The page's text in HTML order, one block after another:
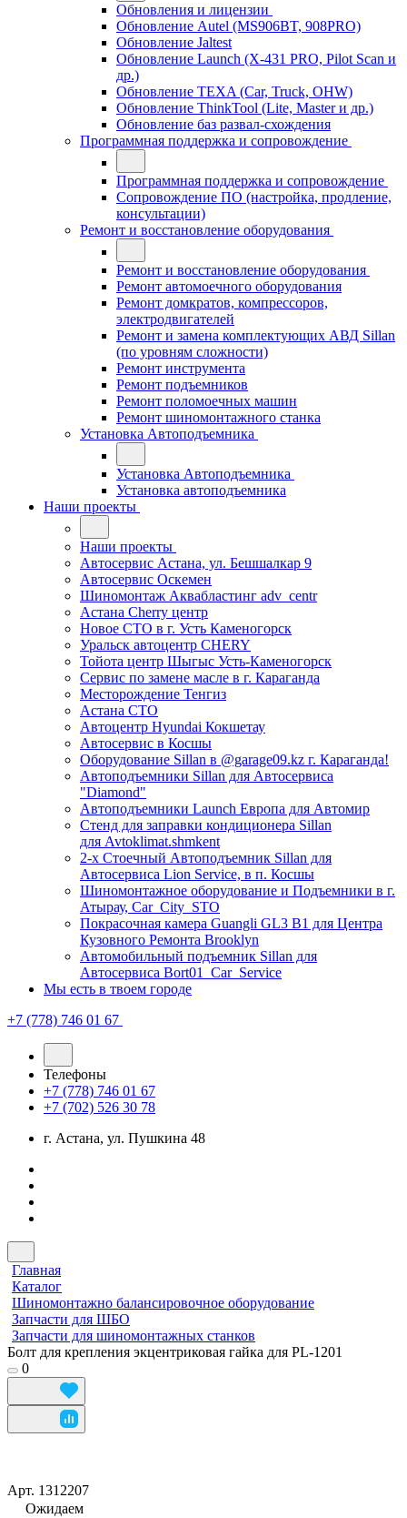
Обновления и лицензии
Обновление Autel (MS906BT, 908PRO)
Обновление Jaltest
Обновление Launch (X-431 PRO, Pilot Scan и
др.)
Обновление TEXA (Car, Truck, OHW)
Обновление ThinkTool (Lite, Master и др.)
Обновление баз развал-схождения
Программная поддержка и сопровождение
Программная поддержка и сопровождение
Сопровождение ПО (настройка, продление,
консультации)
Ремонт и восстановление оборудования
Ремонт и восстановление оборудования
Ремонт автомоечного оборудования
Ремонт домкратов, компрессоров,
электродвигателей
Ремонт и замена комплектующих АВД Sillan
(по уровням сложности)
Ремонт инструмента
Ремонт подъемников
Ремонт поломоечных машин
Ремонт шиномонтажного станка
Установка Автоподъемника
Установка Автоподъемника
Установка автоподъемника
Наши проекты
Наши проекты
Автосервис Астана, ул. Бешшалкар 9
Автосервис Оскемен
Шиномонтаж Аквабластинг adv_centr
Астана Cherry центр
Новое СТО в г. Усть Каменогорск
Уральск автоцентр CHERY
Тойота центр Шыгыс Усть-Каменогорск
Сервис по замене масле в г. Караганда
Месторождение Тенгиз
Астана СТО
Автоцентр Hyundai Кокшетау
Автосервис в Косшы
Оборудование Sillan в @garage09.kz г. Караганда!
Автоподъемники Sillan для Автосервиса
"Diamond"
Автоподъемники Launch Европа для Автомир
Стенд для заправки кондиционера Sillan
для Avtoklimat.shmkent
2-х Стоечный Автоподъемник Sillan для
Автосервиса Lion Service, в п. Косшы
Шиномонтажное оборудование и Подъемники в г.
Атырау, Car_City_STO
Покрасочная камера Guangli GL3 B1 для Центра
Кузовного Ремонта Brooklyn
Автомобильный подъемник Sillan для
Автосервиса Bort01_Car_Service
Мы есть в твоем городе
+7 (778) 746 01 67
Телефоны
+7 (778) 746 01 67
+7 (702) 526 30 78
г. Астана, ул. Пушкина 48
Главная
Каталог
Шиномонтажно балансировочное оборудование
Запчасти для ШБО
Запчасти для шиномонтажных станков
Болт для крепления экцентриковая гайка для PL-1201
0
Арт. 1312207
Ожидаем